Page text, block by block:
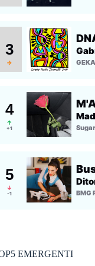
EMERGENTI